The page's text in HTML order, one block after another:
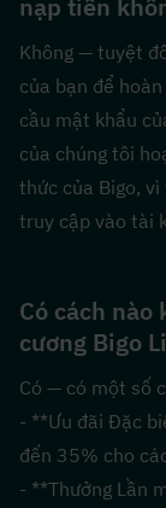
Không — tuyệt
của bạn để
cầu mật khẩu
của chúng tôi
thức của Bigo,
truy cập vào tài
Có cách
cương Bigo
Có — có một số
- **Ưu đãi Đặc
đến 35% cho
- **Thưởng Lần